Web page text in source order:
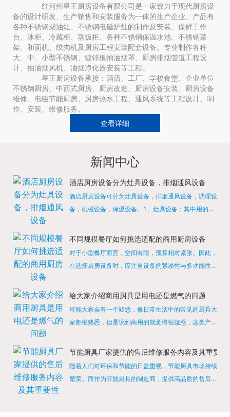
红河州星王厨房设备有限公司是一家致力于现代厨房设
备的设计研发、生产销售和安装服务为一体的生产企业。产品有
各种不锈钢柴油灶、不锈钢电磁炉灶的制作及安装、保鲜工作
台、冰柜、冷藏柜、蒸饭柜、各种不锈钢保温水池、不锈钢菜
架、和面机、绞肉机及厨房工程安装配套设备。专业制作各种
大、中、小型不锈钢、镀锌板抽油烟罩、厨房排烟管道工程设
计、抽油烟风机、油烟净化器安装等工程。
星王厨房设备承接：酒店、工厂、学校食堂、企业单位
不锈钢厨房、中西式厨房、厨房改造、厨房设备安装、厨房设备
维修、电磁节能厨房、厨房热水工程、通风系统等工程设计、制
作、安装、维修服务。
查看详细
新闻中心
酒店厨房设备分为灶具设备，排烟通风设备
酒店厨房设备可分为灶具设备，排烟通风设备，调理设
备，机械设备，保温设备。1、灶具设备：其中用的较
缺少的，经过相关检测证明的合格设备才能进行使用，
不同规模餐厅如何挑选适配的商用厨房设备
对于小型餐厅而言，空间有限，预算相对紧张。因此，
在选择厨房设备时，应注重设备的紧凑性与多功能性。
烹饪设备，既能节省空间，又能满足多样化的烹饪需
给大家介绍商用厨具是用电还是燃气的问题
可能大家会有一个疑惑，像日常生活中的常见的厨具大
家都很熟悉，但是说到商用的就觉得很疑惑，这类产品
店用的就是商用的吗?还真别说，真被大家猜对了，这
节能厨具厂家提供的售后维修服务内容及其重要性
随着人们对环保和节能的日益重视，节能厨具市场持续
繁荣。而作为节能厨具的制造商，提供高品质的售后维